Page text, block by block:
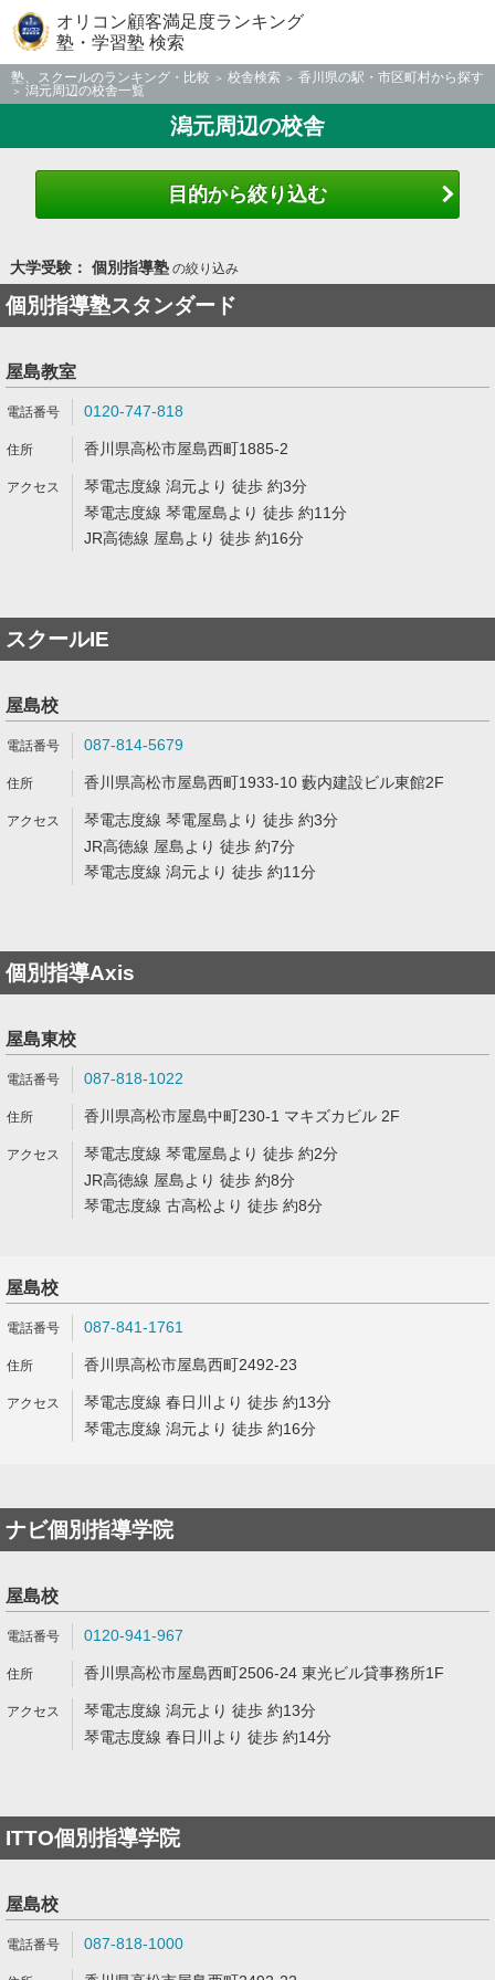
オリコン顧客満足度ランキング
塾・学習塾 検索
塾、スクールのランキング・比較 校舎検索
香川県の駅・市区町村から探す
潟元周辺の校舎一覧
潟元周辺の校舎
目的から絞り込む
大学受験： 個別指導塾の絞り込み
個別指導塾スタンダード
屋島教室
0120-747-818
香川県高松市屋島西町1885-2
琴電志度線 潟元より 徒歩 約3分
琴電志度線 琴電屋島より 徒歩 約11分
JR高徳線 屋島より 徒歩 約16分
スクールIE
屋島校
087-814-5679
香川県高松市屋島西町1933-10 藪内建設ビル東館2F
琴電志度線 琴電屋島より 徒歩 約3分
JR高徳線 屋島より 徒歩 約7分
琴電志度線 潟元より 徒歩 約11分
個別指導Axis
屋島東校
087-818-1022
香川県高松市屋島中町230-1 マキズカビル 2F
琴電志度線 琴電屋島より 徒歩 約2分
JR高徳線 屋島より 徒歩 約8分
琴電志度線 古高松より 徒歩 約8分
屋島校
087-841-1761
香川県高松市屋島西町2492-23
琴電志度線 春日川より 徒歩 約13分
琴電志度線 潟元より 徒歩 約16分
ナビ個別指導学院
屋島校
0120-941-967
香川県高松市屋島西町2506-24 東光ビル貸事務所1F
琴電志度線 潟元より 徒歩 約13分
琴電志度線 春日川より 徒歩 約14分
ITTO個別指導学院
屋島校
087-818-1000